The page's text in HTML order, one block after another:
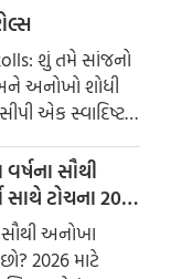
જે ખાસ કરીને
આપે છે
શું તમે સાંજનો
અનોખો શોધી
એક સ્વાદિષ્ટ
ક્રિસ્પી
નરમ છે. મસાલા
સંપૂર્ણ મિશ્રણ
પ્રિય
સૌથી
ટોચના 20
સૌથી અનોખા
2026 માટે